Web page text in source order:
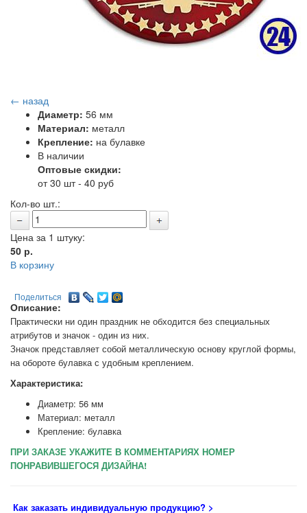
← назад
Диаметр: 56 мм
Материал: металл
Крепление: на булавке
В наличии
Оптовые скидки:
от 30 шт - 40 руб
Кол-во шт.:
Цена за 1 штуку:
50 р.
В корзину
Поделиться
Описание:
Практически ни один праздник не обходится без специальных
атрибутов и значок - один из них.
Значок представляет собой металлическую основу круглой формы,
на обороте булавка с удобным креплением.
Характеристика:
Диаметр: 56 мм
Материал: металл
Крепление: булавка
ПРИ ЗАКАЗЕ УКАЖИТЕ В КОММЕНТАРИЯХ НОМЕР
ПОНРАВИВШЕГОСЯ ДИЗАЙНА!
Как заказать индивидуальную продукцию? >